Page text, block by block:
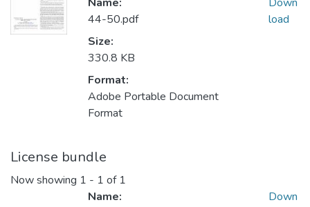
44-50.pdf
Size:
330.8 KB
Format:
Adobe Portable Document
Format
load
License bundle
Now showing 1 - 1 of 1
Name:
Down